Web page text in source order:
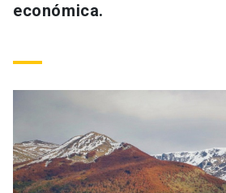
Personal
Padres y familia
Vecinos launch
Admisión launch
Correo UC launch
Medios Biblioteca launch
económica.